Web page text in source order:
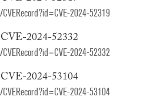
2024-52319
CVE-2024-52332
2024-52332
CVE-2024-53104
2024-53104